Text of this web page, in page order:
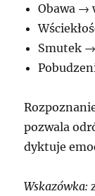
Obawa →
Smutek
pozwala
dyktuje
Wskazówka: